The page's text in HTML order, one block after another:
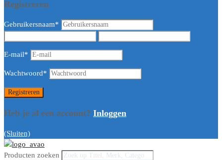
Registreren
Gebruikersnaam*
E-mail*
Wachtwoord*
Heb je al een account? Inloggen
(Sluiten)
Producten zoeken